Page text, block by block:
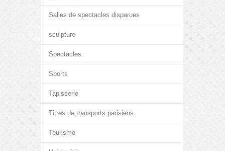
Salles de spectacles disparues
sculpture
Spectacles
Sports
Tapisserie
Titres de transports parisiens
Tourisme